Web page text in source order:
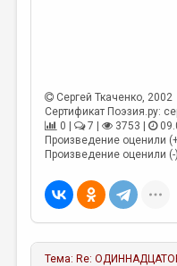
Сергей Ткаченко, 2002
Сертификат Поэзия.ру:
0 |
7 | 3753 |
Произведение оценили
Произведение оценили (-):
Тема: Re: